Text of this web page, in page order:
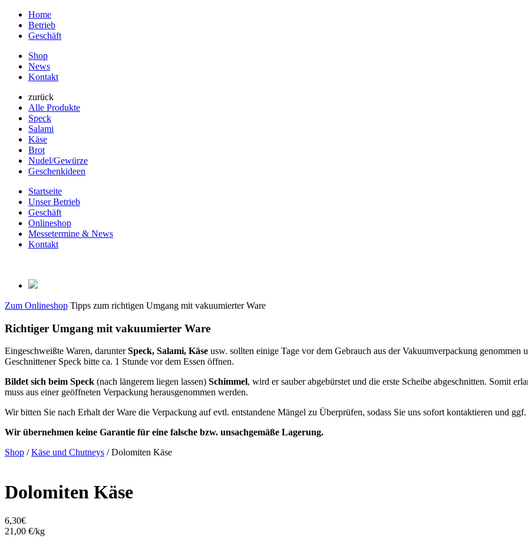
Home
Betrieb
Geschäft
Shop
News
Kontakt
zurück
Alle Produkte
Speck
Salami
Käse
Brot
Nudel/Gewürze
Geschenkideen
Startseite
Unser Betrieb
Geschäft
Onlineshop
Messetermine & News
Kontakt
Zum Onlineshop Tipps zum richtigen Umgang mit vakuumierter Ware
Richtiger Umgang mit vakuumierter Ware
Eingeschweißte Waren, darunterSpeck, Salami, Käse usw. sollten einige Tage vor dem Gebrauch aus der Vakuumverpackung
Geschnittener Speck bitte ca. 1 Stunde vor dem Essen öffnen.
Bildet sich beim Speck (nach längerem liegen lassen) Schimmel, wird er sauber abgebürstet und die erste Scheibe abgeschnitten. Somit
muss aus einer geöffneten Verpackung herausgenommen werden.
Wir bitten Sie nach Erhalt der Ware die Verpackung auf evtl. entstandene Mängel zu Überprüfen, sodass Sie uns sofort kontaktieren und
Wir übernehmen keine Garantie für eine falsche bzw. unsachgemäße Lagerung.
Shop /Käse und Chutneys / Dolomiten Käse
Dolomiten Käse
6,30€
21,00 €/kg